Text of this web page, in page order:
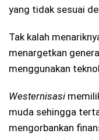
yang tidak sesuai
Tak kalah
menargetkan
menggunakan
Westernisasi
muda sehingga
mengorbankan